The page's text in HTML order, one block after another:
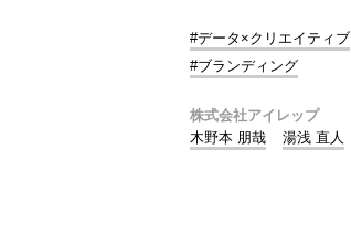
#データ×クリエイティブ
#ブランディング
株式会社アイレップ
木野本 朋哉
湯浅 直人